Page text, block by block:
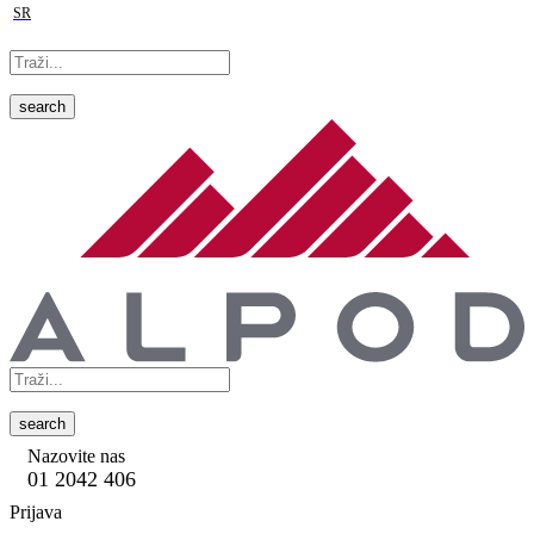
SR
search
search
Nazovite nas
01 2042 406
Prijava